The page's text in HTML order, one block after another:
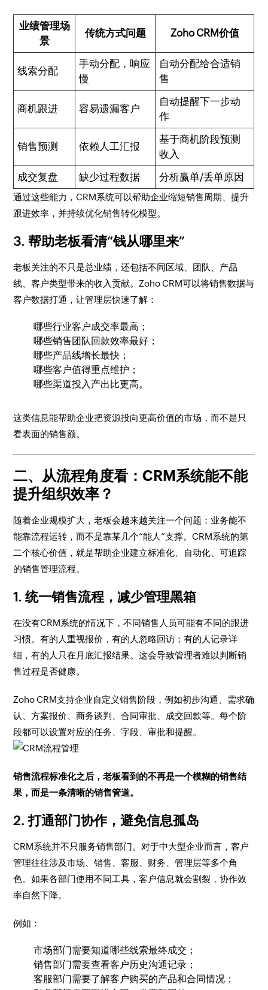
业绩管理场
景
传统方式问题 Zoho CRM价值
线索分配
手动分配，响应
慢
自动分配给合适销
售
商机跟进 容易遗漏客户
自动提醒下一步动
作
销售预测 依赖人工汇报
基于商机阶段预测
收入
成交复盘
缺少过程数据 分析赢单/丢单原因
通过这些能力，CRM系统可以帮助企业缩短销售周期、提升
跟进效率，并持续优化销售转化模型。
3. 帮助老板看清“钱从哪里来”
老板关注的不只是总业绩，还包括不同区域、团队、产品
线、客户类型带来的收入贡献。Zoho CRM可以将销售数据与
客户数据打通，让管理层快速了解：
哪些行业客户成交率最高；
哪些销售团队回款效率最好；
哪些产品线增长最快；
哪些客户值得重点维护；
哪些渠道投入产出比更高。
这类信息能帮助企业把资源投向更高价值的市场，而不是只
看表面的销售额。
二、从流程角度看：CRM系统能不能
提升组织效率？
随着企业规模扩大，老板会越来越关注一个问题：业务能不
能靠流程运转，而不是靠某几个“能人”支撑。CRM系统的第
二个核心价值，就是帮助企业建立标准化、自动化、可追踪
的销售管理流程。
1. 统一销售流程，减少管理黑箱
在没有CRM系统的情况下，不同销售人员可能有不同的跟进
习惯。有的人重视报价，有的人忽略回访；有的人记录详
细，有的人只在月底汇报结果。这会导致管理者难以判断销
售过程是否健康。
Zoho CRM支持企业自定义销售阶段，例如初步沟通、需求确
认、方案报价、商务谈判、合同审批、成交回款等。每个阶
段都可以设置对应的任务、字段、审批和提醒。
销售流程标准化之后，老板看到的不再是一个模糊的销售结
果，而是一条清晰的销售管道。
2. 打通部门协作，避免信息孤岛
CRM系统并不只服务销售部门。对于中大型企业而言，客户
管理往往涉及市场、销售、客服、财务、管理层等多个角
色。如果各部门使用不同工具，客户信息就会割裂，协作效
率自然下降。
例如：
市场部门需要知道哪些线索最终成交；
销售部门需要查看客户历史沟通记录；
客服部门需要了解客户购买的产品和合同情况；